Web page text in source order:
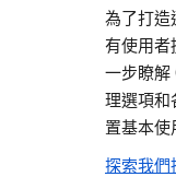
為了打造
有使用者
一步瞭解
理選項和
置基本使
探索我們